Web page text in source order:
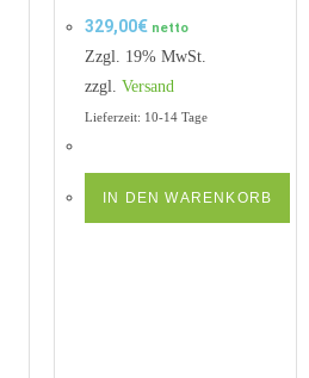
329,00€ netto
Zzgl. 19% MwSt.
zzgl. Versand
Lieferzeit: 10-14 Tage
IN DEN WARENKORB